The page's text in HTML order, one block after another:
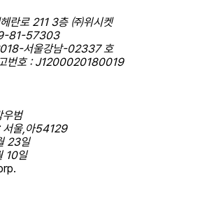
란로 211 3층 ㈜위시켓
81-57303
서울강남-02337 호
번호 : J1200020180019
우범
서울,아54129
23일
10일